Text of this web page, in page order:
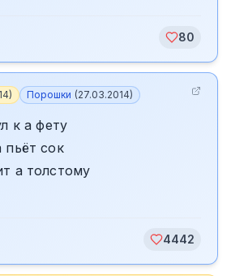
80
) Порошки (27.03.2014)
к а фету
пьёт сок
а толстому
4442